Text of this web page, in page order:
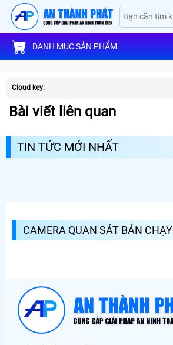
DANH MỤC SẢN PHẨM
Cloud key:
Bài viết liên quan
TIN TỨC MỚI NHẤT
CAMERA QUAN SÁT BÁN CHẠY